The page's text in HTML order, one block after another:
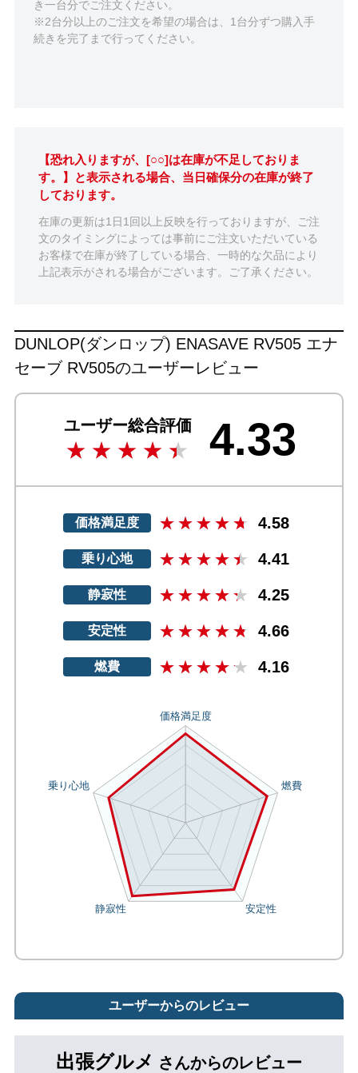
き一台分でご注文ください。
※2台分以上のご注文を希望の場合は、1台分ずつ購入手
続きを完了まで行ってください。
【恐れ入りますが、[○○]は在庫が不足しておりま
す。】と表示される場合、当日確保分の在庫が終了
しております。
在庫の更新は1日1回以上反映を行っておりますが、ご注
文のタイミングによっては事前にご注文いただいている
お客様で在庫が終了している場合、一時的な欠品により
上記表示がされる場合がございます。ご了承ください。
DUNLOP(ダンロップ) ENASAVE RV505 エナ
セーブ RV505のユーザーレビュー
ユーザー総合評価 4.33
価格満足度 4.58
乗り心地 4.41
静寂性 4.25
安定性 4.66
燃費 4.16
ユーザーからのレビュー
出張グルメ さんからのレビュー